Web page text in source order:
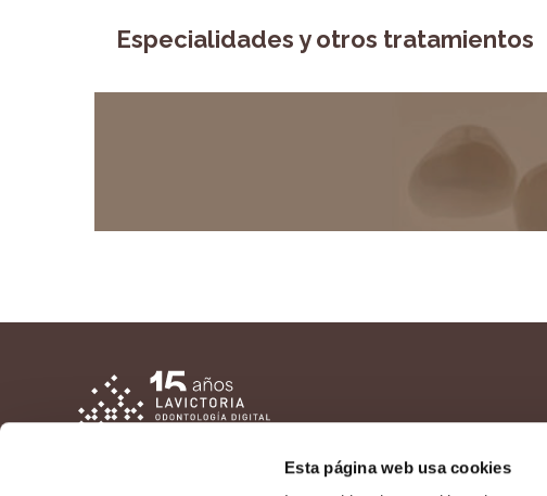
Esta página web usa cookies
Especialidades y otros tratamientos